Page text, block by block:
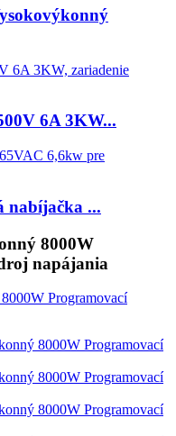
6A 3KW...
nabíjačka ...
8000W
napájania